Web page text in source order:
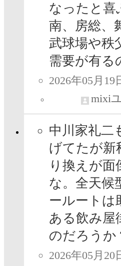
なったと喜
南、房総、
武球場や秩
需要が有る
2026年05月19
mixi
中川家礼二
げてたが新
り換えが面
な。全天候
ールートは
ある飲み屋
のだろうか
2026年05月20